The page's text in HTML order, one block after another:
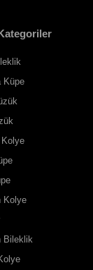
Küpe
Kolye
Kolye
Bileklik